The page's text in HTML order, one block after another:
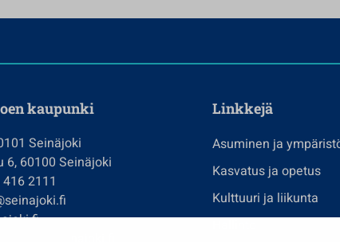
kaupunki
Seinäjoki
6, 60100 Seinäjoki
2111
Linkkejä
Asuminen ja
Kasvatus ja opetus
Kulttuuri ja liikunta